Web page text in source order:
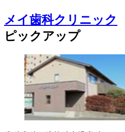
メイ歯科クリニック
ピックアップ